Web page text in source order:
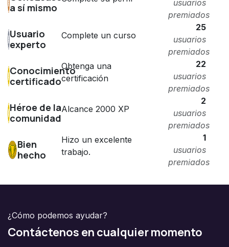
a sí mismo
usuarios
premiados
Usuario
experto
Complete un curso
25
usuarios
premiados
Conocimiento
certificado
Obtenga una
certificación
22
usuarios
premiados
Héroe de la
comunidad
Alcance 2000 XP
2
usuarios
premiados
Bien
hecho
Hizo un excelente
trabajo.
1
usuarios
premiados
¿Cómo podemos ayudar?
Contáctenos en cualquier momento